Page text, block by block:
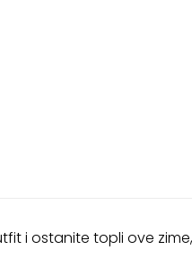
i ostanite topli ove